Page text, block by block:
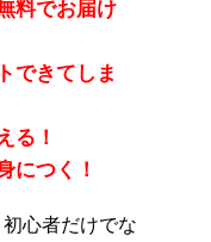
料でお届け
できてしま
る！
につく！
心者だけでな